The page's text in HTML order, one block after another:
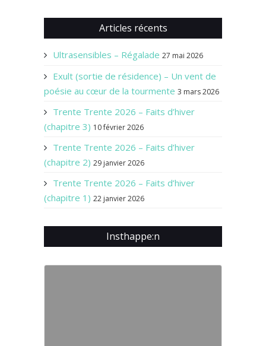
Articles récents
Ultrasensibles – Régalade 27 mai 2026
Exult (sortie de résidence) – Un vent de
poésie au cœur de la tourmente 3 mars 2026
Trente Trente 2026 – Faits d’hiver
(chapitre 3) 10 février 2026
Trente Trente 2026 – Faits d’hiver
(chapitre 2) 29 janvier 2026
Trente Trente 2026 – Faits d’hiver
(chapitre 1) 22 janvier 2026
Insthappe:n